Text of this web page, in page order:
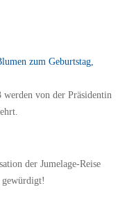
zum Geburtstag,
von der Präsidentin
der Jumelage-Reise